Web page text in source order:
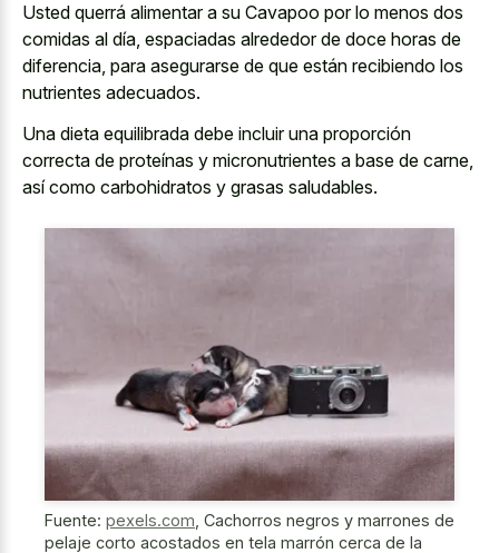
Usted querrá alimentar a su Cavapoo por lo menos dos
comidas al día, espaciadas alrededor de doce horas de
diferencia, para asegurarse de que están recibiendo los
nutrientes adecuados.
Una dieta equilibrada debe incluir una proporción
correcta de proteínas y micronutrientes a base de carne,
así como carbohidratos y grasas saludables.
Fuente: pexels.com Cachorros negros y marrones de
pelaje corto acostados en tela marrón cerca de la